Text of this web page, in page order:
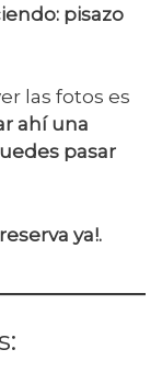
pisazo
las fotos es
ahí una
pasar
ya!.